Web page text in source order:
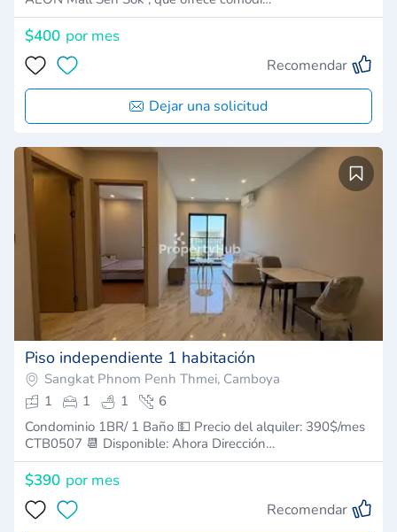
$400 por mes
Recomendar
Dejar una solicitud
Piso independiente 1 habitación
Sangkat Phnom Penh Thmei, Camboya
1
1 1
6
Condominio 1BR/ 1 Baño 💵 Precio del alquiler: 390$/mes
CTB0507 📆 Disponible: Ahora Dirección…
$390 por mes
Recomendar